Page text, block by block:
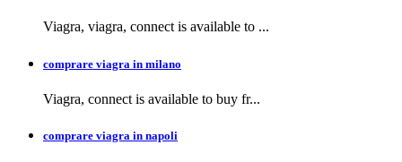
Viagra, viagra, connect is available to ...
comprare viagra in milano
Viagra, connect is available to buy fr...
comprare viagra in napoli